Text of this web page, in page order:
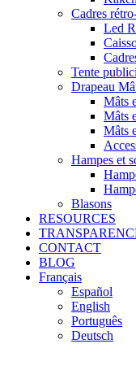
Cadres
Led
Tente
Drapeau
Mâts
Mâts
Mâts
Hampes et
Blasons
RESOURCES
CONTACT
BLOG
Français
Español
English
Português
Deutsch